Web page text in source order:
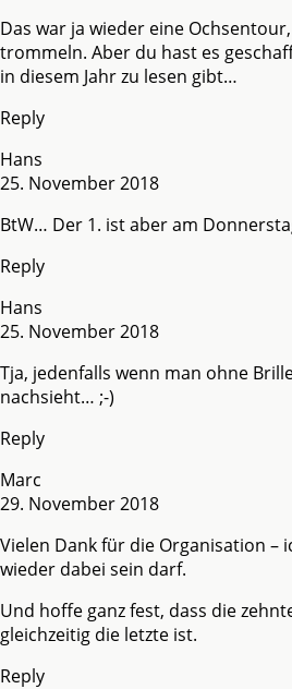
Das war ja wieder eine
trommeln. Aber du hast es
in diesem Jahr zu lesen gibt…
Reply
Hans
25. November 2018
BtW… Der 1. ist aber am
Reply
Hans
25. November 2018
Tja, jedenfalls wenn man ohne
nachsieht… ;-)
Reply
Marc
29. November 2018
Vielen Dank für die Organisation –
wieder dabei sein darf.
Und hoffe ganz fest, dass die
gleichzeitig die letzte ist.
Reply